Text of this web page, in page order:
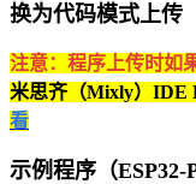
换为代码模式上传
注意：程序上传时如
米思齐（Mixly）IDE
看
示例程序（ESP32-